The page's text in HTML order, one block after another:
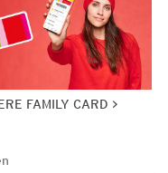
FAMILY CARD